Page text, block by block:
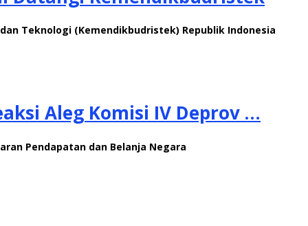
Teknologi (Kemendikbudristek) Republik Indonesia
Aleg Komisi IV Deprov …
Pendapatan dan Belanja Negara